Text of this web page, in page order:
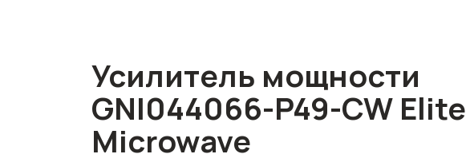
Усилитель мощности
GNI044066-P49-CW Elite
Microwave